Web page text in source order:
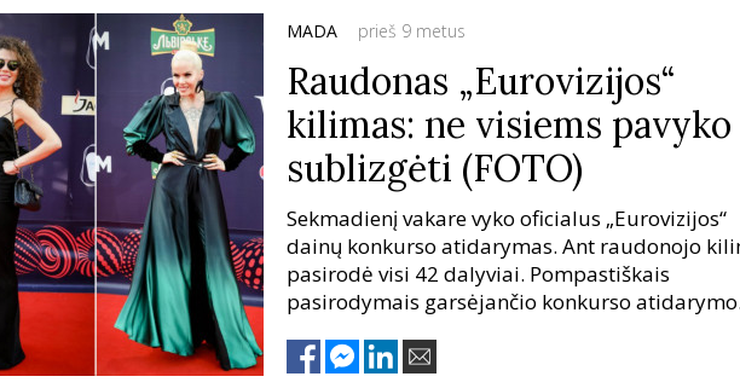
MADA prieš 9 metus
Raudonas „Eurovizijos“
kilimas: ne visiems pavyko
sublizgėti (FOTO)
Sekmadienį vakare vyko oficialus „Eurovizijos“
dainų konkurso atidarymas. Ant raudonojo
pasirodė visi 42 dalyviai. Pompastiškais
pasirodymais garsėjančio konkurso atidarymo
ir gotiško stiliaus prieskonių. Tad kurie dalyviai